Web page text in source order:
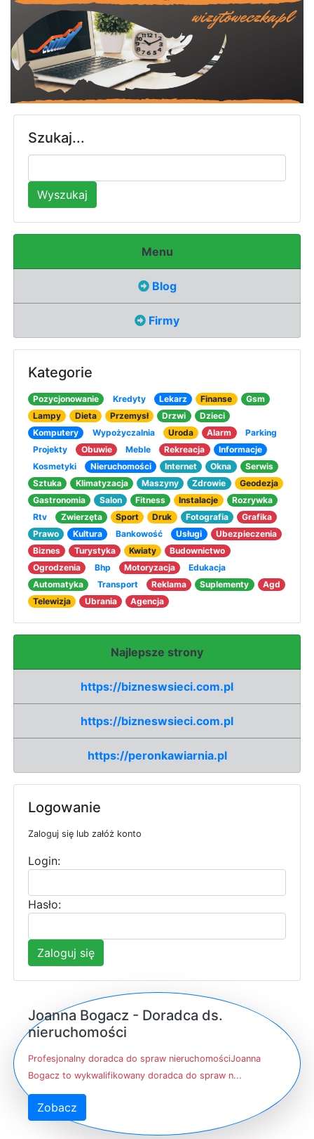
Szukaj...
Wyszukaj
Menu
Blog
Firmy
Kategorie
Pozycjonowanie Kredyty Lekarz Finanse
Gsm
Lampy
Dieta Przemysł Drzwi
Dzieci
Komputery
Wypożyczalnia Uroda Alarm
Parking
Projekty
Obuwie Meble Rekreacja
Informacje
Kosmetyki
Nieruchomości Internet Okna
Serwis
Sztuka
Klimatyzacja Maszyny Zdrowie
Geodezja
Gastronomia
Salon Fitness Instalacje
Rozrywka
Rtv
Zwierzęta Sport Druk Fotografia
Grafika
Prawo
Kultura Bankowość Usługi
Ubezpieczenia
Biznes
Turystyka Kwiaty
Budownictwo
Ogrodzenia
Bhp Motoryzacja
Edukacja
Automatyka
Transport Reklama Suplementy
Agd
Telewizja
Ubrania Agencja
Najlepsze strony
https://bizneswsieci.com.pl
https://bizneswsieci.com.pl
https://peronkawiarnia.pl
Logowanie
Zaloguj się lub załóż konto
Login:
Hasło:
Zaloguj się
Joanna Bogacz - Doradca ds.
nieruchomości
Profesjonalny doradca do spraw nieruchomościJoanna
Bogacz to wykwalifikowany doradca do spraw n...
Zobacz